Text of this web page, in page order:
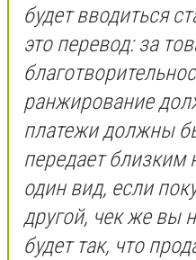
будет вводиться
это перевод: за
ранжирование
платежи должны
передает близким
один вид, если
другой, чек же вы
будет так, что